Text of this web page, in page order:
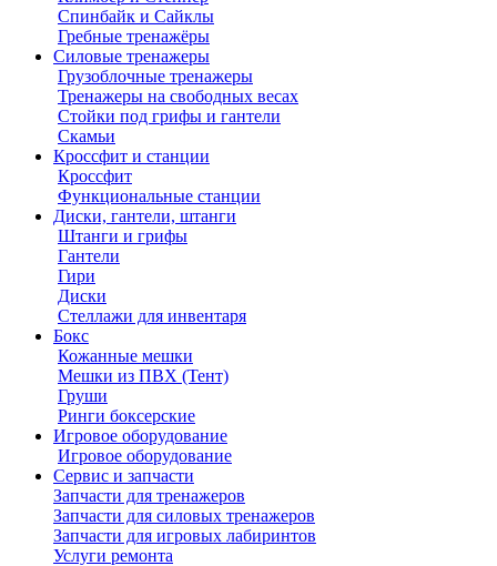
Спинбайк и Сайклы
Гребные тренажёры
Силовые тренажеры
Грузоблочные тренажеры
Тренажеры на свободных весах
Стойки под грифы и гантели
Скамьи
Кроссфит и станции
Кроссфит
Функциональные станции
Диски, гантели, штанги
Штанги и грифы
Гантели
Гири
Диски
Стеллажи для инвентаря
Бокс
Кожанные мешки
Мешки из ПВХ (Тент)
Груши
Ринги боксерские
Игровое оборудование
Игровое оборудование
Сервис и запчасти
Запчасти для тренажеров
Запчасти для силовых тренажеров
Запчасти для игровых лабиринтов
Услуги ремонта